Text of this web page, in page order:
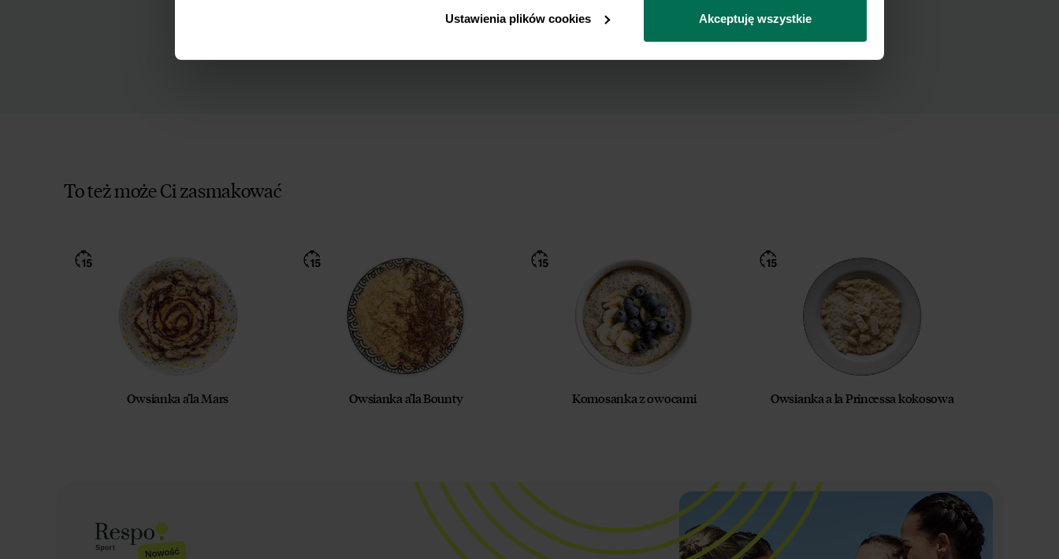
Ustawienia plików cookies Akceptuję wszystkie
Wyrażam zgodę na przetwarzanie moich danych osobowych w celu otrzymywania Newslettera i
To też może Ci zasmakować
Owsianka a’la Mars Owsianka a’la Bounty Komosanka z owocami Owsianka a la Princessa kokosowa